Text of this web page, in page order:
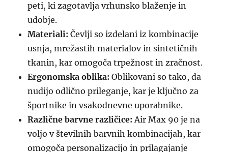
peti, ki zagotavlja vrhunsko blaženje in
udobje.
Materiali: Čevlji so izdelani iz kombinacije
usnja, mrežastih materialov in sintetičnih
tkanin, kar omogoča trpežnost in zračnost.
Ergonomska oblika: Oblikovani so tako, da
nudijo odlično prileganje, kar je ključno za
športnike in vsakodnevne uporabnike.
Različne barvne različice: Air Max 90 je na
voljo v številnih barvnih kombinacijah, kar
omogoča personalizacijo in prilagajanje